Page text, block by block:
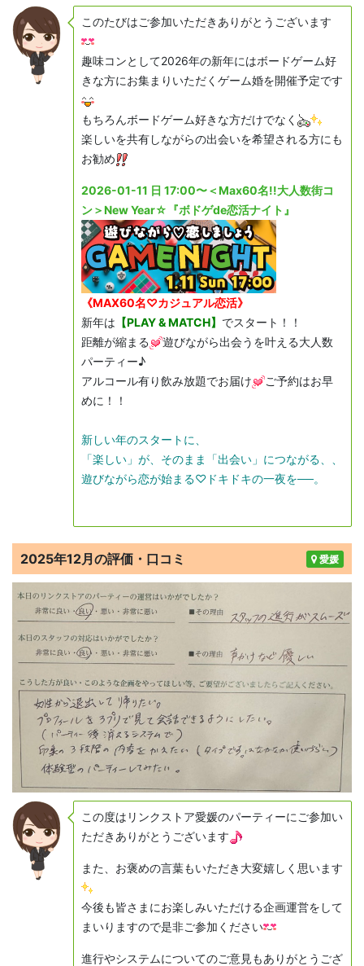
このたびはご参加いただきありがとうございます
趣味コンとして2026年の新年にはボードゲーム好
きな方にお集まりいただくゲーム婚を開催予定です
もちろんボードゲーム好きな方だけでなく
楽しいを共有しながらの出会いを希望される方にも
お勧め
2026-01-11 日 17:00〜＜Max60名!!大人数街コ
ン＞New Year☆『ボドゲde恋活ナイト』
《MAX60名♡カジュアル恋活》
新年は 【PLAY & MATCH】 でスタート！！
距離が縮まる
遊びながら出会うを叶える大人数
パーティー♪
アルコール有り飲み放題でお届け
ご予約はお早
めに！！
新しい年のスタートに、
「楽しい」が、そのまま「出会い」につながる、、
遊びながら恋が始まる♡ ドキドキの一夜を──。
愛媛
2025年12月の評価・口コミ
この度はリンクストア愛媛のパーティーにご参加い
ただきありがとうございます
また、お褒めの言葉もいただき大変嬉しく思います
今後も皆さまにお楽しみいただける企画運営をして
まいりますので是非ご参加ください
進行やシステムについてのご意見もありがとうござ